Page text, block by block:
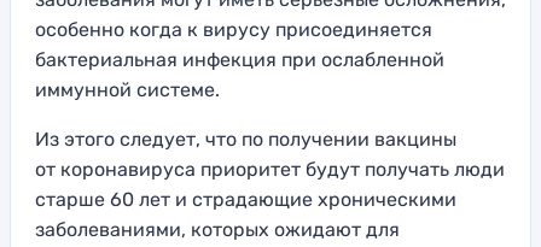
особенно когда к вирусу присоединяется
бактериальная инфекция при ослабленной
иммунной системе.
Из этого следует, что по получении вакцины
от коронавируса приоритет будут получать люди
старше 60 лет и страдающие хроническими
заболеваниями, которых ожидают для